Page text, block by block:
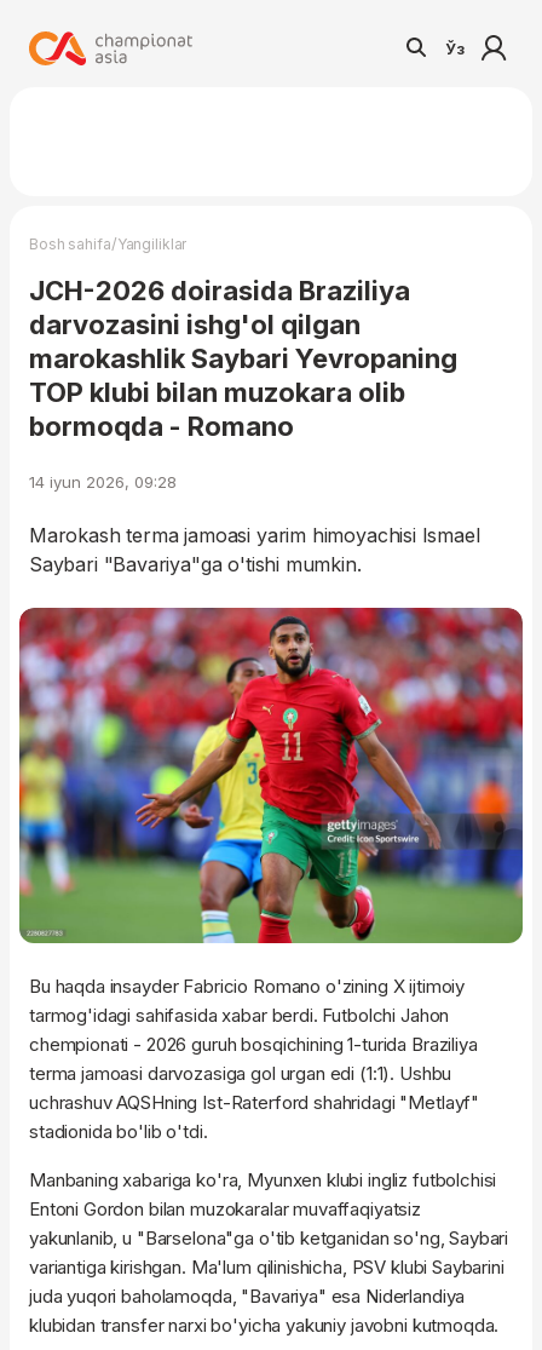
Ўз
Bosh sahifa/Yangiliklar
JCH-2026 doirasida Braziliya
darvozasini ishg'ol qilgan
marokashlik Saybari Yevropaning
TOP klubi bilan muzokara olib
bormoqda - Romano
14 iyun 2026, 09:28
Marokash terma jamoasi yarim himoyachisi Ismael
Saybari "Bavariya"ga o'tishi mumkin.
Bu haqda insayder Fabricio Romano o'zining X ijtimoiy
tarmog'idagi sahifasida xabar berdi. Futbolchi Jahon
chempionati - 2026 guruh bosqichining 1-turida Braziliya
terma jamoasi darvozasiga gol urgan edi (1:1). Ushbu
uchrashuv AQSHning Ist-Raterford shahridagi "Metlayf"
stadionida bo'lib o'tdi.
Manbaning xabariga ko'ra, Myunxen klubi ingliz futbolchisi
Entoni Gordon bilan muzokaralar muvaffaqiyatsiz
yakunlanib, u "Barselona"ga o'tib ketganidan so'ng, Saybari
variantiga kirishgan. Ma'lum qilinishicha, PSV klubi Saybarini
juda yuqori baholamoqda, "Bavariya" esa Niderlandiya
klubidan transfer narxi bo'yicha yakuniy javobni kutmoqda.